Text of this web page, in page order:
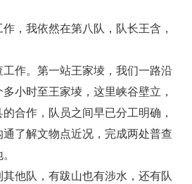
，我依然在第八队，队长王含，
工作。第一站王家堎，我们一路沿
小时至王家堎，这里峡谷壁立，
合作，队员之间早已分工明确，
了解文物点近况，完成两处普查
他队，有跋山也有涉水，还有队